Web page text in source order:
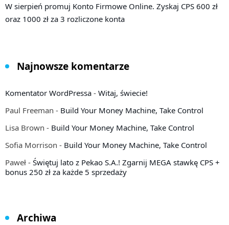
W sierpień promuj Konto Firmowe Online. Zyskaj CPS 600 zł
oraz 1000 zł za 3 rozliczone konta
Najnowsze komentarze
Komentator WordPressa - Witaj, świecie!
Paul Freeman - Build Your Money Machine, Take Control
Lisa Brown - Build Your Money Machine, Take Control
Sofia Morrison - Build Your Money Machine, Take Control
Paweł - Świętuj lato z Pekao S.A.! Zgarnij MEGA stawkę CPS +
bonus 250 zł za każde 5 sprzedaży
Archiwa